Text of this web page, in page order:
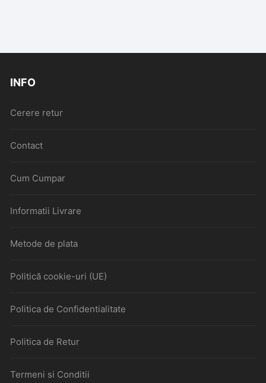
INFO
Cerere retur
Contact
Cum Cumpar
Informatii Livrare
Metode de plata
Politică cookie-uri (UE)
Politica de Confidentialitate
Politica de Retur
Termeni si Conditii